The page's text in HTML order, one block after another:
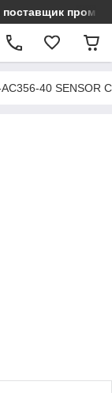
AC356-40 SENSOR